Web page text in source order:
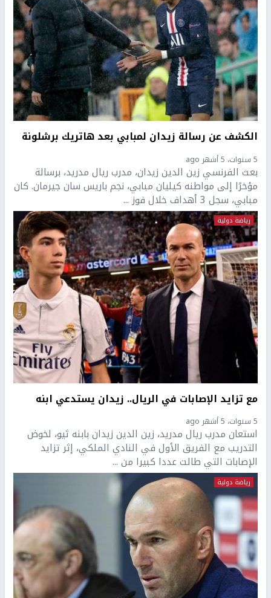
الكشف عن رسالة زيدان لمبابي بعد هاتريك برشلونة
5 سنوات، 5 أشهر ago
بعث الفرنسي زين الدين زيدان، مدرب ريال مدريد، برسالة
مؤخرًا إلى مواطنه كيليان مبابي، نجم باريس سان جيرمان. كان
مبابي، سجل 3 أهداف خلال فوز ...
رياضة دولية
مع تزايد الإصابات في الريال.. زيدان يستدعي ابنه
5 سنوات، 5 أشهر ago
استعان مدرب ريال مدريد، زين الدين زيدان بابنه ثيو، لخوض
التدريب مع الفريق الأول في النادي الملكي، إثر تزايد
الإصابات التي طالت عددا كبيرا من ...
رياضة دولية